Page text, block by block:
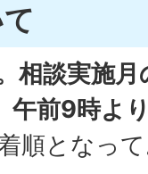
相談実施
午前9時よ
順となっ